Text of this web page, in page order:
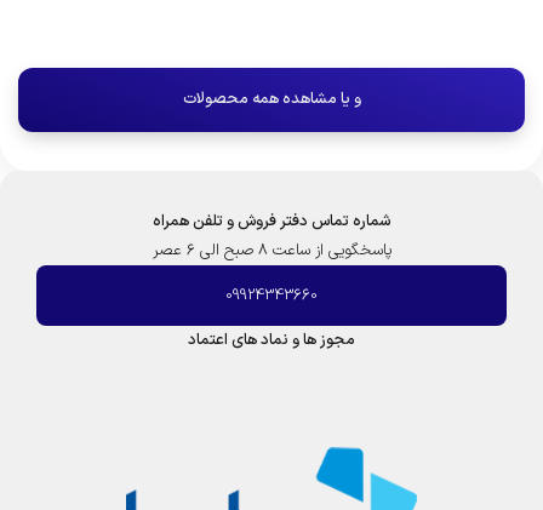
و یا مشاهده همه محصولات
شماره تماس دفتر فروش و تلفن همراه
پاسخگویی از ساعت 8 صبح الی 6 عصر
09924343660
مجوز ها و نماد های اعتماد